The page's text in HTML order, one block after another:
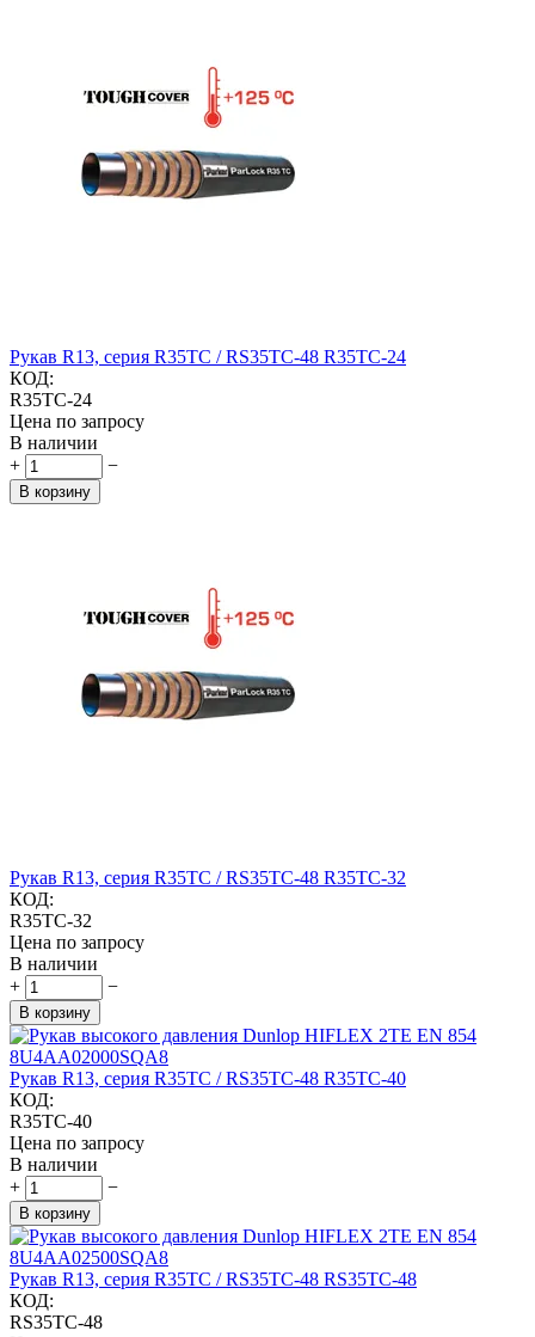
Рукав R13, серия R35TC / RS35TC-48 R35TC-24
КОД:
R35TC-24
Цена по запросу
В наличии
+
−
В корзину
Рукав R13, серия R35TC / RS35TC-48 R35TC-32
КОД:
R35TC-32
Цена по запросу
В наличии
+
−
В корзину
Рукав R13, серия R35TC / RS35TC-48 R35TC-40
КОД:
R35TC-40
Цена по запросу
В наличии
+
−
В корзину
Рукав R13, серия R35TC / RS35TC-48 RS35TC-48
КОД:
RS35TC-48